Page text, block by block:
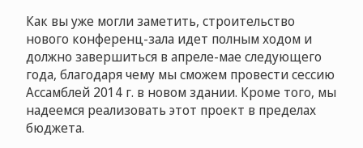
Как вы уже могли заметить, строительство
нового конференц-зала идет полным ходом и
должно завершиться в апреле-мае следующего
года, благодаря чему мы сможем провести сессию
Ассамблей 2014 г. в новом здании. Кроме того, мы
надеемся реализовать этот проект в пределах
бюджета.